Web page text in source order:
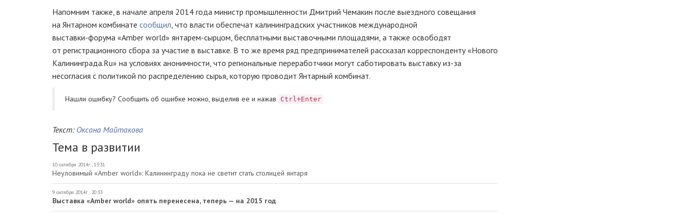
Напомним также, в начале апреля 2014 года министр промышленности Дмитрий Чемакин после выездного совещания
на Янтарном комбинате сообщил, что власти обеспечат калининградских участников международной
выставки-форума «Amber world» янтарем-сырцом, бесплатными выставочными площадями, а также освободят
от регистрационного сбора за участие в выставке. В то же время ряд предпринимателей рассказал корреспонденту «Нового
Калининграда.Ru» на условиях анонимности, что региональные переработчики могут саботировать выставкуиз-за
несогласия с политикой по распределению сырья, которую проводит Янтарный комбинат.
Нашли ошибку? Cообщить об ошибке можно, выделив ее и нажав Ctrl+Enter
Текст: Оксана Майтакова
Тема в развитии
10 октября 2014г., 13:31
Неуловимый «Amber world»: Калининграду пока не светит стать столицей янтаря
9 октября 2014г., 20:33
Выставка «Amber world» опять перенесена, теперь — на 2015 год